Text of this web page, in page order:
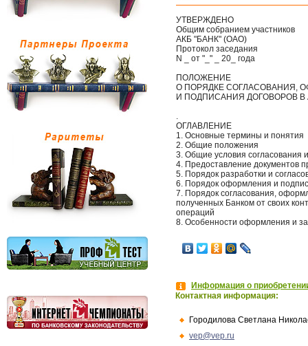
УТВЕРЖДЕНО
Общим собранием участников
АКБ "БАНК" (ОАО)
Протокол заседания
N _ от "_" _ 20_ года
ПОЛОЖЕНИЕ
О ПОРЯДКЕ СОГЛАСОВАНИЯ,
И ПОДПИСАНИЯ ДОГОВОРОВ В
.
ОГЛАВЛЕНИЕ
1. Основные термины и понятия
2. Общие положения
3. Общие условия согласования
4. Предоставление документов
5. Порядок разработки и
6. Порядок оформления и
7. Порядок согласования,
полученных Банком от своих
операций
8. Особенности оформления и
Информация о
Контактная информация:
Городилова Светлана
vep@vep.ru